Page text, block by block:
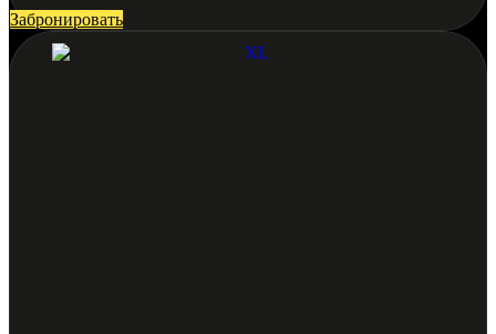
Забронировать